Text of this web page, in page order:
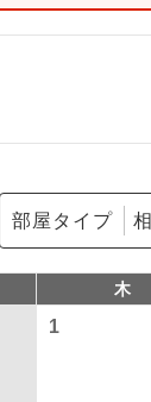
部屋タイプ
木
1